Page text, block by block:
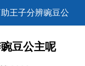
王子分辨豌豆公
豆公主呢